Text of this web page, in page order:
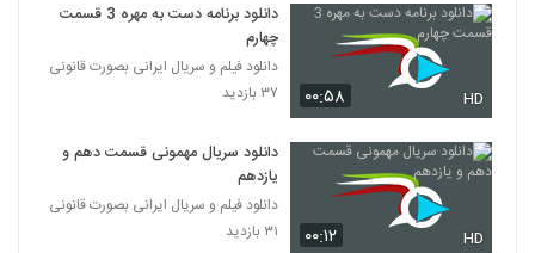
۰۰:۵۸ HD
دانلود برنامه دست به مهره 3 قسمت
چهارم
دانلود فیلم و سریال ایرانی بصورت قانونی
۳۷ بازدید
۰۰:۱۲ HD
دانلود سریال مهمونی قسمت دهم و
یازدهم
دانلود فیلم و سریال ایرانی بصورت قانونی
۳۱ بازدید